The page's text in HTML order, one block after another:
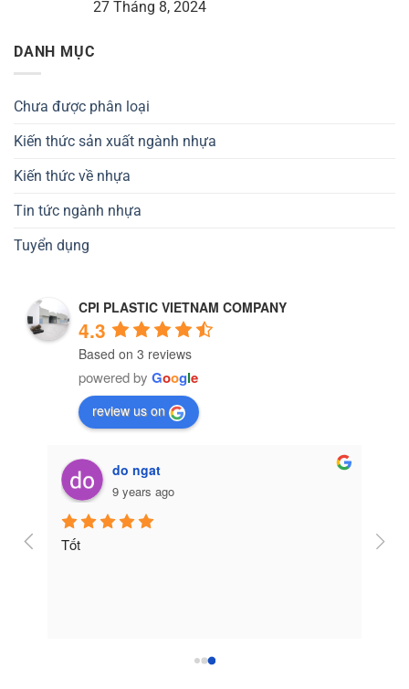
27 Tháng 8, 2024
DANH MỤC
Chưa được phân loại
Kiến thức sản xuất ngành nhựa
Kiến thức về nhựa
Tin tức ngành nhựa
Tuyển dụng
CPI PLASTIC VIETNAM COMPANY
4.3
Based on 3 reviews
powered by Google
review us on
do ngat
9 years ago
Tốt